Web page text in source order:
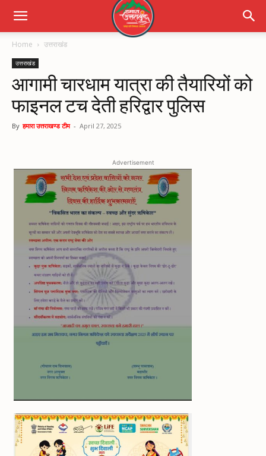
Home उत्तराखंड
उत्तराखंड
आगामी चारधाम यात्रा की तैयारियों को
फाइनल टच देती हरिद्वार पुलिस
By हमारा उत्तराखण्ड टीम - April 27, 2025
Advertisement